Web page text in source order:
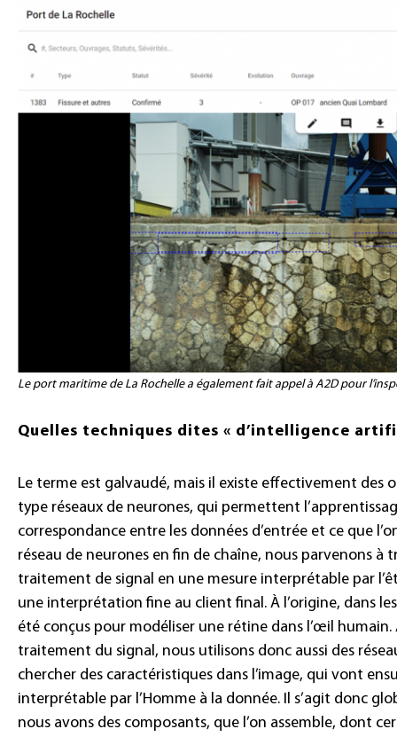
Le port maritime de La Rochelle a également fait appel à A2D pour
Quelles techniques dites « d’intelligence
Le terme est galvaudé, mais il existe effectivement des
type réseaux de neurones, qui permettent
correspondance entre les données d’entrée et ce que
réseau de neurones en fin de chaîne, nous parvenons à
traitement de signal en une mesure interprétable par
une interprétation fine au client final. À l’origine, dans
été conçus pour modéliser une rétine dans l’œil
traitement du signal, nous utilisons donc aussi des
chercher des caractéristiques dans l’image, qui vont
interprétable par l’Homme à la donnée. Il s’agit donc
nous avons des composants, que l’on assemble, dont